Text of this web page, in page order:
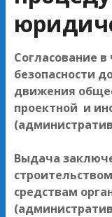
Согласование
безопасности
движения
проектной и
Выдача
средствам